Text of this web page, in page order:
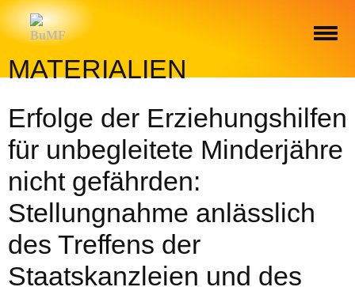
MATERIALIEN
Erfolge der Erziehungshilfen
für unbegleitete Minderjähre
nicht gefährden:
Stellungnahme anlässlich
des Treffens der
Staatskanzleien und des